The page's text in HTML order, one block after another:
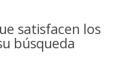
satisfacen los
búsqueda